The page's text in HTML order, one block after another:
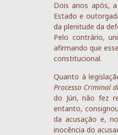
Dois anos após,
Estado e
da plenitude da
Pelo contrário,
afirmando que
constitucional.
Quanto à
Processo Criminal
do Júri, não fez
entanto,
da acusação e,
inocência do